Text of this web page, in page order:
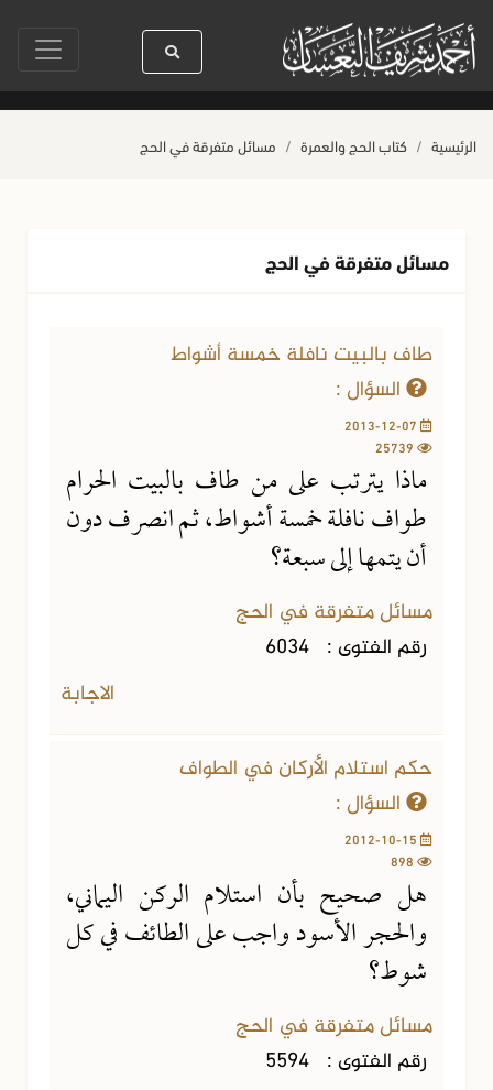
سيدنا رسول الله ﷺ كله رحمة صلاة آخر أربعاء من صفر حياة القلوب
الرئيسية كتاب الحج والعمرة مسائل متفرقة في الحج
مسائل متفرقة في الحج
طاف بالبيت نافلة خمسة أشواط
السؤال :
ماذا يترتب على من طاف بالبيت الحرام
طواف نافلة خمسة أشواط، ثم انصرف دون
أن يتمها إلى سبعة؟
مسائل متفرقة في الحج
رقم الفتوى : 6034
الاجابة
حكم استلام الأركان في الطواف
السؤال :
هل صحيح بأن استلام الركن اليماني،
والحجر الأسود واجب على الطائف في كل
شوط؟
مسائل متفرقة في الحج
رقم الفتوى : 5594